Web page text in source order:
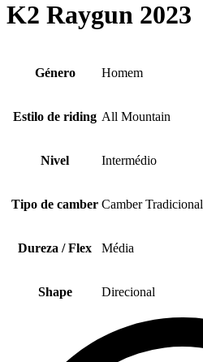
K2 Raygun 2023
Género Homem
Estilo de riding All Mountain
Nivel Intermédio
Tipo de camber Camber Tradicional
Dureza / Flex Média
Shape Direcional